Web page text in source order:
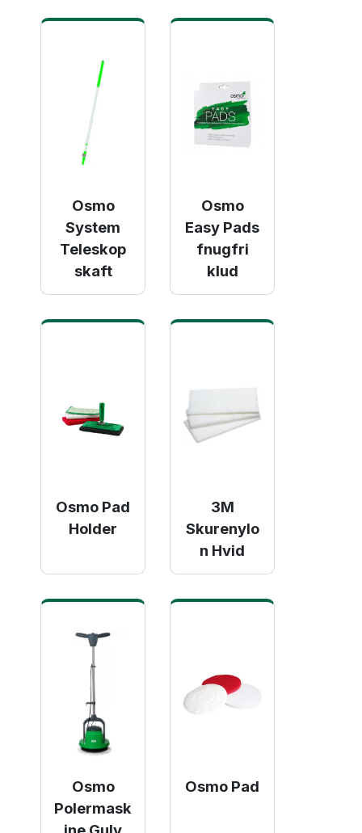
Osmo
System
Teleskop
skaft
Osmo
Easy Pads
fnugfri
klud
Osmo Pad
Holder
3M
Skurenylo
n Hvid
Osmo
Polermask
Osmo Pad